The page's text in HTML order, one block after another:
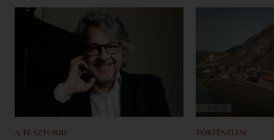
A TE SZTORID TÖRTÉNELEM